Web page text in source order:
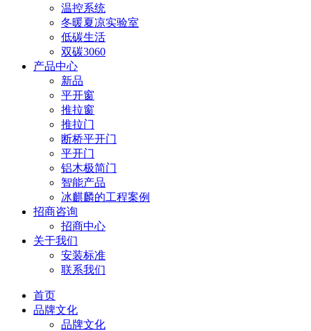
温控系统
冬暖夏凉实验室
低碳生活
双碳3060
产品中心
新品
平开窗
推拉窗
推拉门
断桥平开门
平开门
铝木极简门
智能产品
冰麒麟的工程案例
招商咨询
招商中心
关于我们
安装标准
联系我们
首页
品牌文化
品牌文化